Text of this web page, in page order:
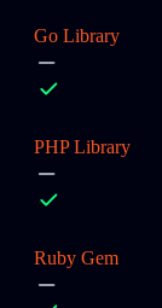
Go Library
PHP Library
Ruby Gem